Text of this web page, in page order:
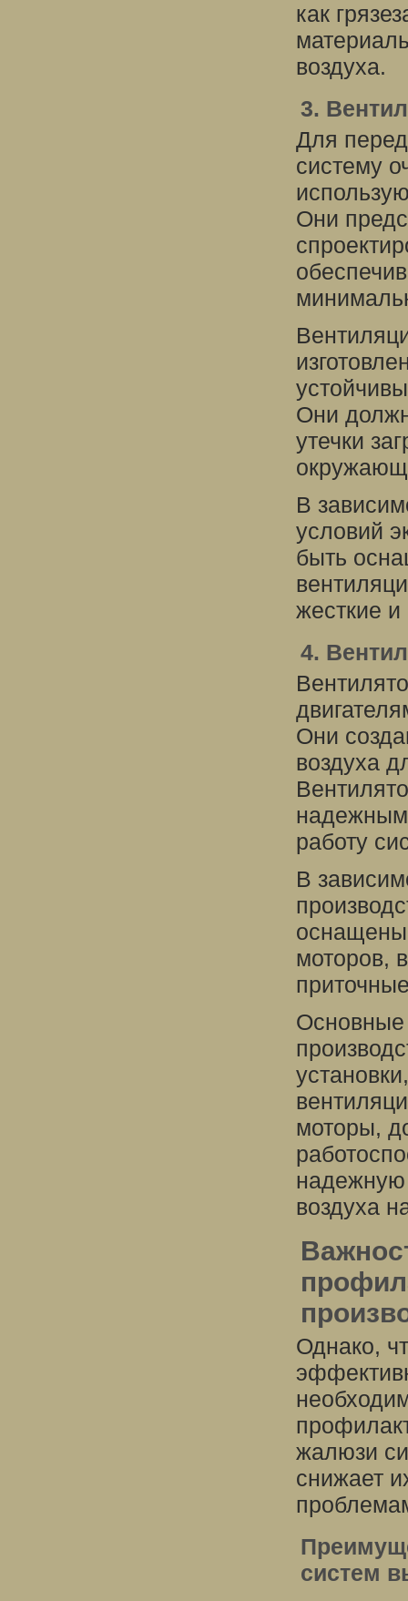
как
воздуха.
3.
Для
систему
Они
Они
утечки
В
условий
быть
жесткие
4.
Они
воздуха
работу
В
оснащены
моторов,
Основные
моторы,
надежную
воздуха
Однако,
жалюзи
снижает
систем